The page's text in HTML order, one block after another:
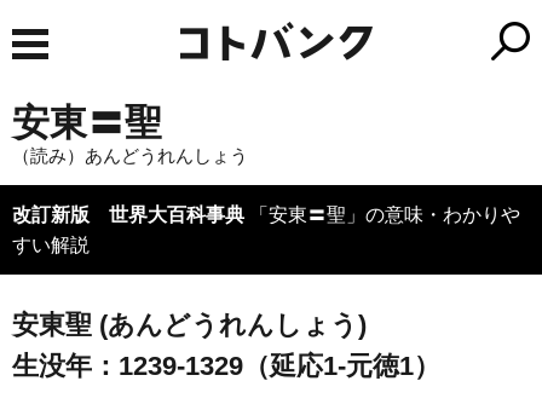
安東〓聖
（読み）あんどうれんしょう
改訂新版 世界大百科事典 「安東〓聖」の意味・わかりや
すい解説
安東聖 (あんどうれんしょう)
生没年：1239-1329（延応1-元徳1）